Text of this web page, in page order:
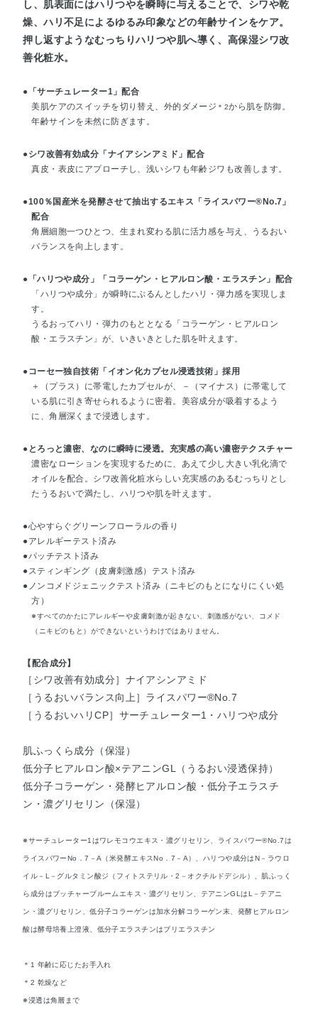
し、肌表面にはハリつやを瞬時に与えることで、シワや乾
燥、ハリ不足によるゆるみ印象などの年齢サインをケア。
押し返すようなむっちりハリつや肌へ導く、高保湿シワ改
善化粧水。
●「サーチュレーター1」配合
美肌ケアのスイッチを切り替え、外的ダメージ ＊2から肌を防御。
年齢サインを未然に防ぎます。
●シワ改善有効成分「ナイアシンアミド」配合
真皮・表皮にアプローチし、浅いシワも年齢ジワも改善します。
●100％国産米を発酵させて抽出するエキス「ライスパワー®No.7」
配合
角層細胞一つひとつ、生まれ変わる肌に活力感を与え、うるおい
バランスを向上します。
●「ハリつや成分」「コラーゲン・ヒアルロン酸・エラスチン」配合
「ハリつや成分」が瞬時にぷるんとしたハリ・弾力感を実現しま
す。
うるおってハリ・弾力のもととなる「コラーゲン・ヒアルロン
酸・エラスチン」が、いきいきとした肌を叶えます。
●コーセー独自技術「イオン化カプセル浸透技術」採用
＋（プラス）に帯電したカプセルが、－（マイナス）に帯電して
いる肌に引き寄せられるように密着。美容成分が吸着するよう
に、角層深くまで浸透します。
●とろっと濃密、なのに瞬時に浸透。充実感の高い濃密テクスチャー
濃密なローションを実現するために、あえて少し大きい乳化滴で
オイルを配合。シワ改善化粧水らしい充実感のあるむっちりとし
たうるおいで満たし、ハリつや肌を叶えます。
●心やすらぐグリーンフローラルの香り
●アレルギーテスト済み
●パッチテスト済み
●スティンギング（皮膚刺激感）テスト済み
●ノンコメドジェニックテスト済み（ニキビのもとになりにくい処
方）
※すべてのかたにアレルギーや皮膚刺激が起きない、刺激感がない、コメド
（ニキビのもと）ができないというわけではありません。
【配合成分】
［シワ改善有効成分］ナイアシンアミド
［うるおいバランス向上］ライスパワー®No.7
［うるおいハリCP］サーチュレーター1・ハリつや成分
肌ふっくら成分（保湿）
低分子ヒアルロン酸×テアニンGL（うるおい浸透保持）
低分子コラーゲン・発酵ヒアルロン酸・低分子エラスチ
ン・濃グリセリン（保湿）
※サーチュレーター1はワレモコウエキス・濃グリセリン、ライスパワー®No.7は
ライスパワーNo．7－A（米発酵エキスNo．7－A）、ハリつや成分はN－ラウロ
イル－L－グルタミン酸ジ（フィトステリル・2－オクチルドデシル）、肌ふっく
ら成分はブッチャーブルームエキス・濃グリセリン、テアニンGLはL－テアニ
ン・濃グリセリン、低分子コラーゲンは加水分解コラーゲン末、発酵ヒアルロン
酸は酵母培養上澄液、低分子エラスチンはブリエラスチン
＊1 年齢に応じたお手入れ
＊2 乾燥など
※浸透は角層まで